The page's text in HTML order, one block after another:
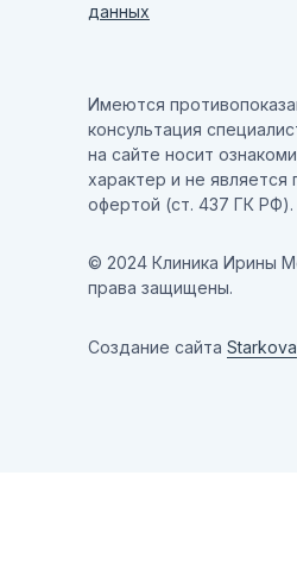
данных
Имеются
консультация
на сайте носит
характер и не является
офертой (ст. 437 ГК РФ).
© 2024 Клиника Ирины
права защищены.
Создание сайта Starkova